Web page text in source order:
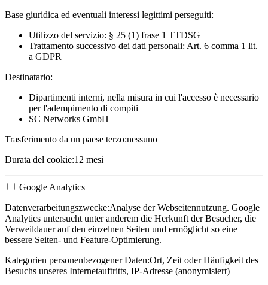
Base giuridica ed eventuali interessi legittimi perseguiti:
Utilizzo del servizio: § 25 (1) frase 1 TTDSG
Trattamento successivo dei dati personali: Art. 6 comma 1 lit.
a GDPR
Destinatario:
Dipartimenti interni, nella misura in cui l'accesso è necessario
per l'adempimento di compiti
SC Networks GmbH
Trasferimento da un paese terzo:nessuno
Durata del cookie:12 mesi
Google Analytics
Datenverarbeitungszwecke:Analyse der Webseitennutzung. Google
Analytics untersucht unter anderem die Herkunft der Besucher, die
Verweildauer auf den einzelnen Seiten und ermöglicht so eine
bessere Seiten- und Feature-Optimierung.
Kategorien personenbezogener Daten:Ort, Zeit oder Häufigkeit des
Besuchs unseres Internetauftritts, IP-Adresse (anonymisiert)